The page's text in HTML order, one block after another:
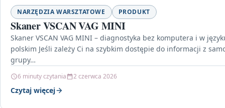
NARZĘDZIA WARSZTATOWE PRODUKT
Skaner VSCAN VAG MINI
Skaner VSCAN VAG MINI – diagnostyka bez komputera i w
polskim Jeśli zależy Ci na szybkim dostępie do informacji z
grupy…
6 minuty czytania 2 czerwca 2026
Czytaj więcej